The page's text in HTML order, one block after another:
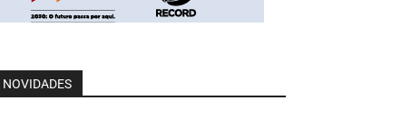
NOVIDADES